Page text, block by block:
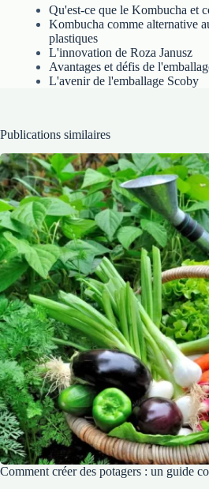
Qu'est-ce que le Kombucha et
Kombucha comme alternative
plastiques
L'innovation de Roza Janusz
Avantages et défis de
L'avenir de l'emballage Scoby
Publications similaires
Comment créer des potagers : un guide